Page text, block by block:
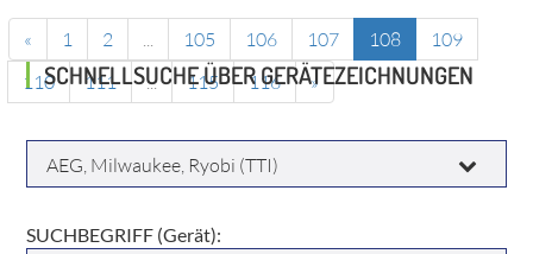
« 1 2 ... 105 106 107 108
109
110
111 ... 115 116 »
SCHNELLSUCHE ÜBER GERÄTEZEICHNUNGEN
HERSTELLER:
SUCHBEGRIFF (Gerät):